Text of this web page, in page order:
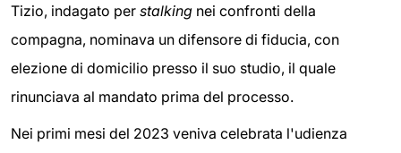
Tizio, indagato per stalking nei confronti della
compagna, nominava un difensore di fiducia, con
elezione di domicilio presso il suo studio, il quale
rinunciava al mandato prima del processo.
Nei primi mesi del 2023 veniva celebrata l'udienza